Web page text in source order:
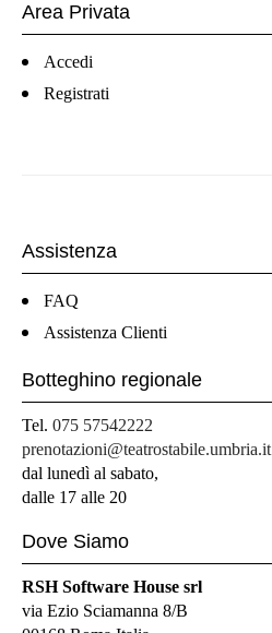
Area Privata
Accedi
Registrati
Assistenza
FAQ
Assistenza Clienti
Botteghino regionale
Tel. 075 57542222
prenotazioni@teatrostabile.umbria.it
dal lunedì al sabato,
dalle 17 alle 20
Dove Siamo
RSH Software House srl
via Ezio Sciamanna 8/B